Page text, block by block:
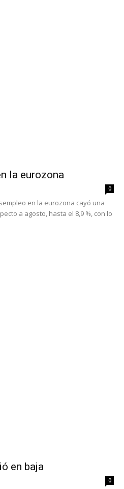
la eurozona
0
en la eurozona cayó una
a agosto, hasta el 8,9 %, con lo
en baja
0